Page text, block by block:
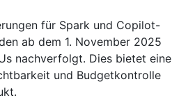
für Spark und Copilot-
ab dem 1. November 2025
nachverfolgt. Dies bietet eine
und Budgetkontrolle